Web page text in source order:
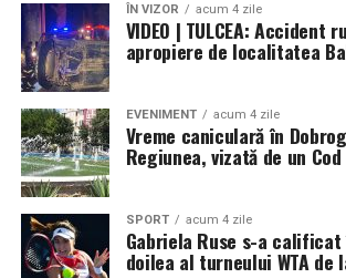
ÎN VIZOR acum 4 zile
VIDEO | TULCEA:
apropiere de localitatea
EVENIMENT acum 4 zile
Vreme caniculară în
Regiunea, vizată de un Cod
SPORT acum 4 zile
Gabriela Ruse s-a
doilea al turneului WTA de